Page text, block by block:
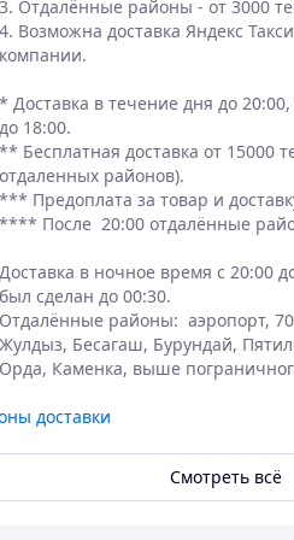
Отдалённые районы - от 3000
Возможна доставка Яндекс
Доставка в течение дня до
18:00.
Бесплатная доставка от 15000
районов).
Предоплата за товар и
После  20:00 отдалённые
в ночное время с 20:00
сделан до 00:30.
районы:  аэропорт,
Бесагаш, Бурундай,
Каменка, выше
доставки
Смотреть всё